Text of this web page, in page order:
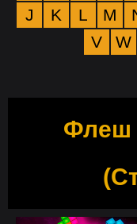
J
K L M
V
W
Флеш